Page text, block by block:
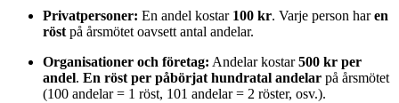
Privatpersoner: En andel kostar 100 kr. Varje person haren
röstpå årsmötet oavsett antal andelar.
Organisationer och företag: Andelar kostar500 kr per
andel. En röst per påbörjat hundratal andelar på årsmötet
(100 andelar = 1 röst, 101 andelar = 2 röster, osv.).